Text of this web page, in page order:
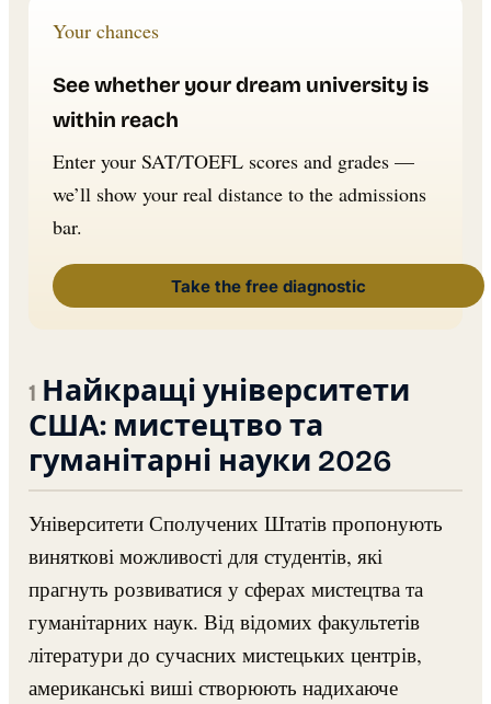
Your chances
See whether your dream university is
within reach
Enter your SAT/TOEFL scores and grades —
we’ll show your real distance to the admissions
bar.
Take the free diagnostic
Найкращі університети
США: мистецтво та
гуманітарні науки 2026
Університети Сполучених Штатів пропонують
виняткові можливості для студентів, які
прагнуть розвиватися у сферах мистецтва та
гуманітарних наук. Від відомих факультетів
літератури до сучасних мистецьких центрів,
американські виші створюють надихаюче